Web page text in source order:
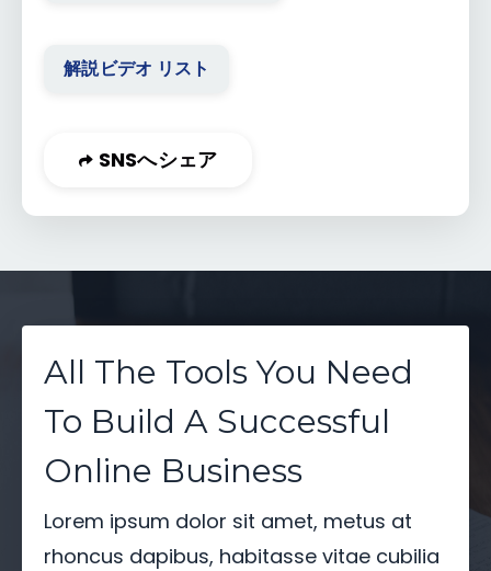
解説ビデオ リスト
SNSへシェア
All The Tools You Need
To Build A Successful
Online Business
Lorem ipsum dolor sit amet, metus at
rhoncus dapibus, habitasse vitae cubilia